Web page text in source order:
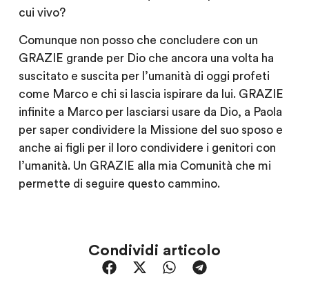
cui vivo?
Comunque non posso che concludere con un
GRAZIE grande per Dio che ancora una volta ha
suscitato e suscita per l’umanità di oggi profeti
come Marco e chi si lascia ispirare da lui. GRAZIE
infinite a Marco per lasciarsi usare da Dio, a Paola
per saper condividere la Missione del suo sposo e
anche ai figli per il loro condividere i genitori con
l’umanità. Un GRAZIE alla mia Comunità che mi
permette di seguire questo cammino.
Condividi articolo